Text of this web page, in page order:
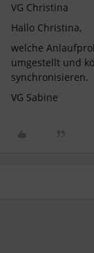
VG Christina
Hallo Christina,
welche
umgestellt und
synchronisieren.
VG Sabine